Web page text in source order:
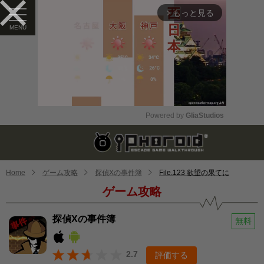
arrow_forward_ios もっと見る
Mute
Powered by GliaStudios
Home ゲーム攻略 探偵Xの事件簿 File.123 欲望の果てに
ゲーム攻略
探偵Xの事件簿 無料
2.7 評価する